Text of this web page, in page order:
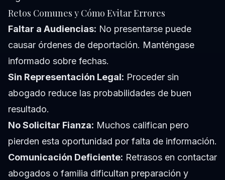
Retos Comunes y Cómo Evitar Errores
Faltar a Audiencias: No presentarse puede
causar órdenes de deportación. Manténgase
informado sobre fechas.
Sin Representación Legal: Proceder sin
abogado reduce las probabilidades de buen
resultado.
No Solicitar Fianza: Muchos califican pero
pierden esta oportunidad por falta de información.
Comunicación Deficiente: Retrasos en contactar
abogados o familia dificultan preparación y